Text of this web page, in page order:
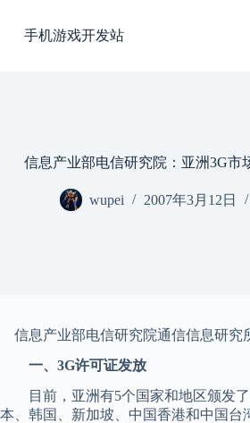
过
手机游戏开发站
信息产业部电信研究院：亚洲3G市
wupei 2007年3月12日
信息产业部电信研究院通信信息研究
一、3G许可证发放
目前，亚洲有5个国家和地区颁发了
本、韩国、新加坡、中国香港和中国台